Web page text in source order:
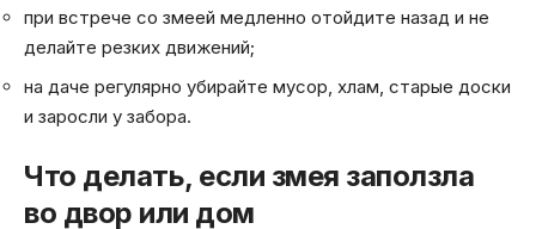
при встрече со змеей медленно отойдите назад и не
делайте резких движений;
на даче регулярно убирайте мусор, хлам, старые доски
и заросли у забора.
Что делать, если змея заползла
во двор или дом